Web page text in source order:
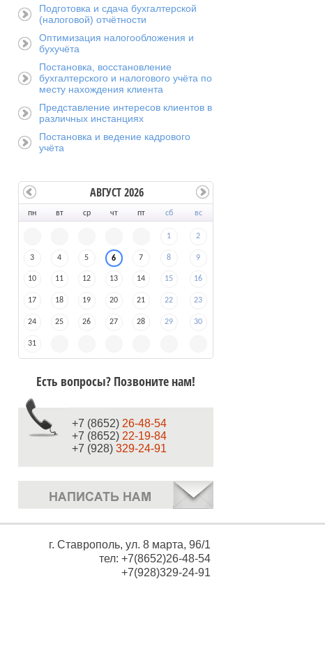
Подготовка и сдача бухгалтерской
(налоговой) отчётности
Оптимизация налогообложения и
бухучёта
Постановка, восстановление
бухгалтерского и налогового учёта по
месту нахождения клиента
Представление интересов клиентов в
различных инстанциях
Постановка и ведение кадрового
учёта
пн вт ср чт пт сб вс
1 2
3 4 5 6 7 8 9
10 11 12 13 14 15 16
17 18 19 20 21 22 23
24 25 26 27 28 29 30
31
АВГУСТ 2026
Есть вопросы? Позвоните нам!
+7 (8652) 26-48-54
+7 (8652) 22-19-84
+7 (928) 329-24-91
г. Ставрополь, ул. 8 марта, 96/1
тел: +7(8652)26-48-54
+7(928)329-24-91